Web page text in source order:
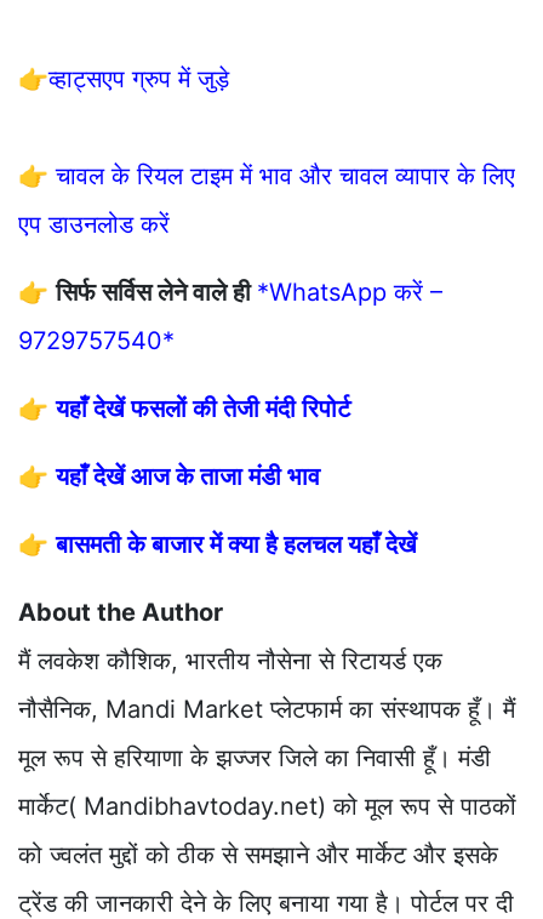
👉व्हाट्सएप ग्रुप में जुड़े
👉चावल के रियल टाइम में भाव और चावल व्यापार के लिए
एप डाउनलोड करें
👉सिर्फ सर्विस लेने वाले ही *WhatsApp करें –
9729757540*
👉यहाँ देखें फसलों की तेजी मंदी रिपोर्ट
👉यहाँ देखें आज के ताजा मंडी भाव
👉बासमती के बाजार में क्या है हलचल यहाँ देखें
About the Author
मैं लवकेश कौशिक, भारतीय नौसेना से रिटायर्ड एक
नौसैनिक, Mandi Market प्लेटफार्म का संस्थापक हूँ। मैं
मूल रूप से हरियाणा के झज्जर जिले का निवासी हूँ। मंडी
मार्केट( Mandibhavtoday.net) को मूल रूप से पाठकों
को ज्वलंत मुद्दों को ठीक से समझाने और मार्केट और इसके
ट्रेंड की जानकारी देने के लिए बनाया गया है। पोर्टल पर दी